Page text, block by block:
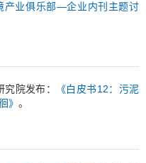
产业俱乐部—企业内刊主题讨
院发布：
《白皮书12：污泥
》 。